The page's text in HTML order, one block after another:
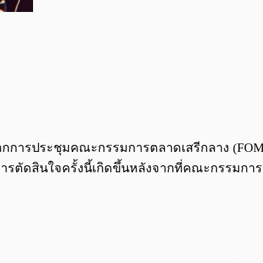
การประชุมคณะกรรมการตลาดเสรีกลาง
รตัดสินใจครั้งนี้เกิดขึ้นหลังจากที่คณะกรรมก